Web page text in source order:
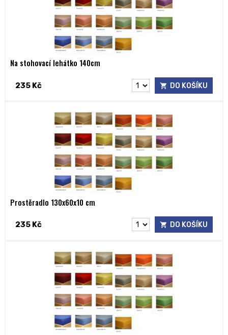
Na stohovací lehátko 140cm
235 Kč DO KOŠÍKU
Prostěradlo 130x60x10 cm
235 Kč DO KOŠÍKU